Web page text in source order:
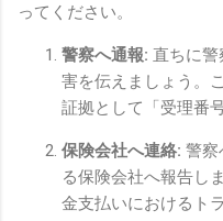
ってください。
警察へ通報: 直ちに警
害を伝えましょう。
証拠として「受理番
保険会社へ連絡: 警察
る保険会社へ報告し
金支払いにおけるト